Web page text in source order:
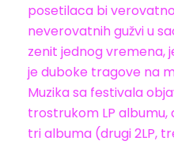
posetilaca bi
neverovatnih gužvi u
zenit jednog vremena,
je duboke tragove na
Muzika sa festivala
trostrukom LP albumu,
tri albuma (drugi 2LP,